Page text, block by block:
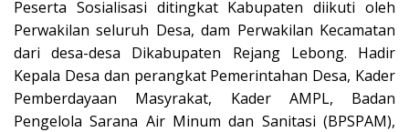
Peserta Sosialisasi ditingkat Kabupaten diikuti oleh
Perwakilan seluruh Desa, dam Perwakilan Kecamatan
dari desa-desa Dikabupaten Rejang Lebong. Hadir
Kepala Desa dan perangkat Pemerintahan Desa, Kader
Pemberdayaan Masyrakat, Kader AMPL, Badan
Pengelola Sarana Air Minum dan Sanitasi (BPSPAM),